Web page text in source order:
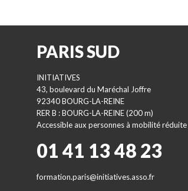
PARIS SUD
INITIATIVES
43, boulevard du Maréchal Joffre
92340 BOURG-LA-REINE
RER B : BOURG-LA-REINE (200 m)
Accessible aux personnes à mobilité réduite
01 41 13 48 23
formation.paris@initiatives.asso.fr